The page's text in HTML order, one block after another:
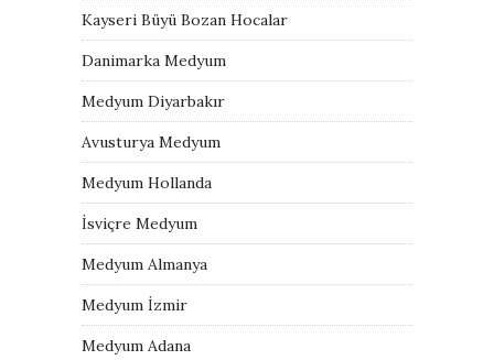
Kayseri Büyü Bozan Hocalar
Danimarka Medyum
Medyum Diyarbakır
Avusturya Medyum
Medyum Hollanda
İsviçre Medyum
Medyum Almanya
Medyum İzmir
Medyum Adana